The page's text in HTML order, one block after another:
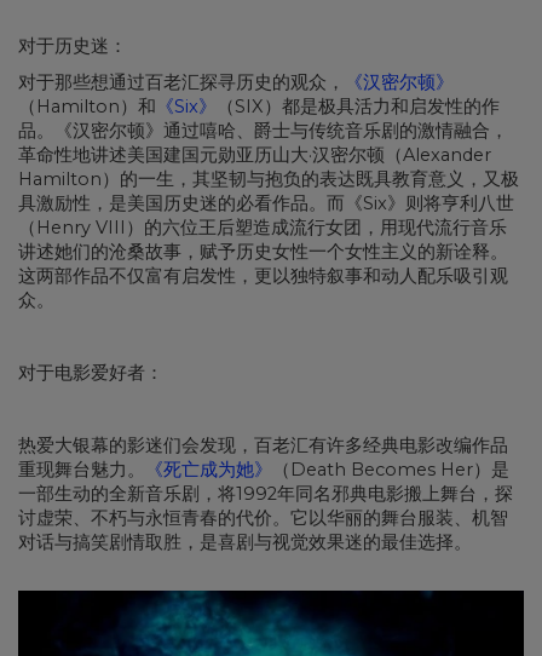
对于历史迷：
对于那些想通过百老汇探寻历史的观众，
《汉密尔顿》
（Hamilton）和 《Six》
（SIX）都是极具活力和启发性的作
品。《汉密尔顿》通过嘻哈、爵士与传统音乐剧的激情融合，
革命性地讲述美国建国元勋亚历山大·汉密尔顿（Alexander
Hamilton）的一生，其坚韧与抱负的表达既具教育意义，又极
具激励性，是美国历史迷的必看作品。而《Six》则将亨利八世
（Henry VIII）的六位王后塑造成流行女团，用现代流行音乐
讲述她们的沧桑故事，赋予历史女性一个女性主义的新诠释。
这两部作品不仅富有启发性，更以独特叙事和动人配乐吸引观
众。
对于电影爱好者：
热爱大银幕的影迷们会发现，百老汇有许多经典电影改编作品
重现舞台魅力。
《死亡成为她》
（Death Becomes Her）是
一部生动的全新音乐剧，将1992年同名邪典电影搬上舞台，探
讨虚荣、不朽与永恒青春的代价。它以华丽的舞台服装、机智
对话与搞笑剧情取胜，是喜剧与视觉效果迷的最佳选择。